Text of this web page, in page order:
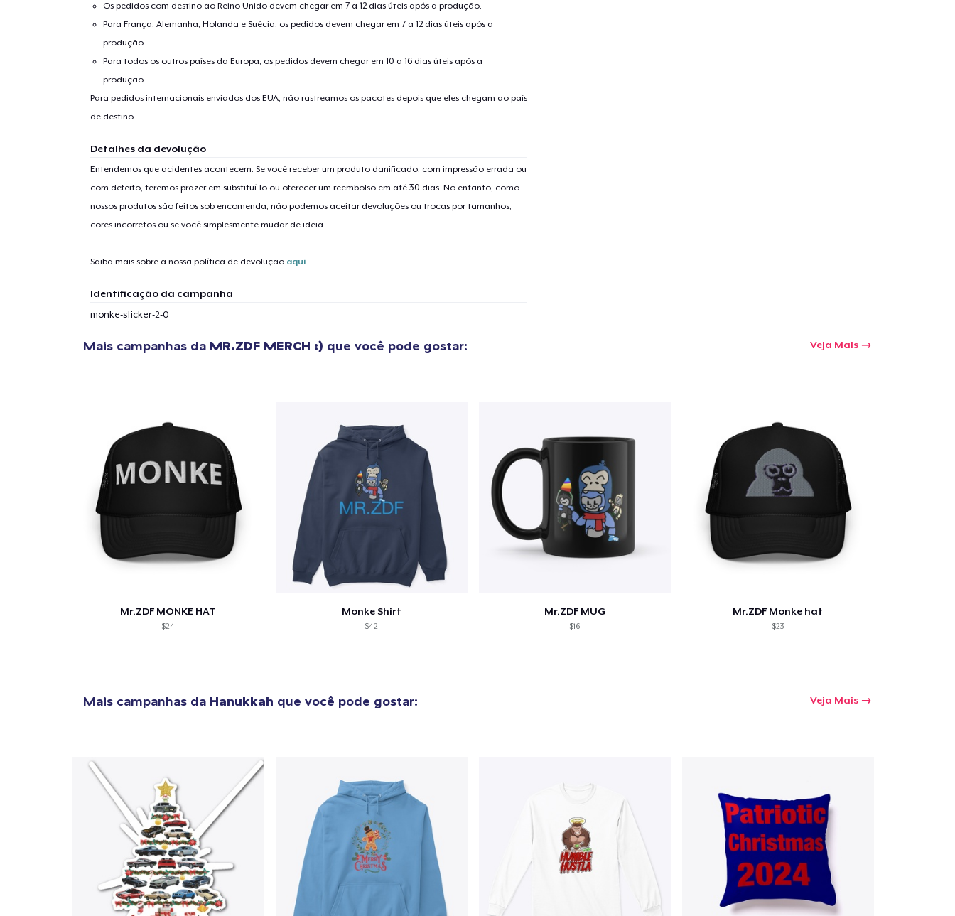
Os pedidos com destino ao Reino Unido devem chegar em 7 a 12 dias úteis após a produção.
Para França, Alemanha, Holanda e Suécia, os pedidos devem chegar em 7 a 12 dias úteis após a
produção.
Para todos os outros países da Europa, os pedidos devem chegar em 10 a 16 dias úteis após a
produção.
Para pedidos internacionais enviados dos EUA, não rastreamos os pacotes depois que eles chegam ao país
de destino.
Detalhes da devolução
Entendemos que acidentes acontecem. Se você receber um produto danificado, com impressão errada ou
com defeito, teremos prazer em substituí-lo ou oferecer um reembolso em até 30 dias. No entanto, como
nossos produtos são feitos sob encomenda, não podemos aceitar devoluções ou trocas por tamanhos,
cores incorretos ou se você simplesmente mudar de ideia.
Saiba mais sobre a nossa política de devolução aqui.
Identificação da campanha
monke-sticker-2-0
Mais campanhas da MR.ZDF MERCH :) que você pode gostar: Veja Mais
Mr.ZDF MONKE HAT
$24
Monke Shirt
$42
Mr.ZDF MUG
$16
Mr.ZDF Monke hat
$23
Mais campanhas da Hanukkah que você pode gostar: Veja Mais
artigo adicionado ao Ir para o carrinho
Seguir para a Finalização da
Continuar Comprando